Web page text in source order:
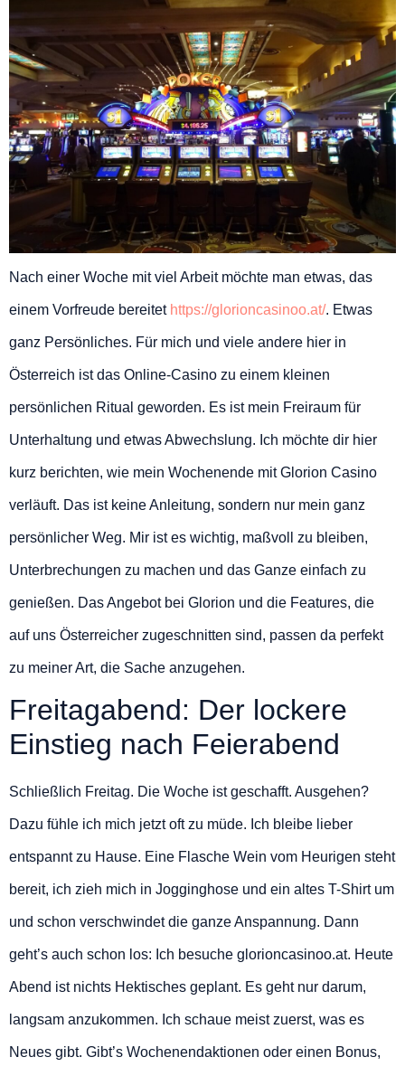
Nach einer Woche mit viel Arbeit möchte man etwas, das
einem Vorfreude bereitet https://glorioncasinoo.at/. Etwas
ganz Persönliches. Für mich und viele andere hier in
Österreich ist das Online-Casino zu einem kleinen
persönlichen Ritual geworden. Es ist mein Freiraum für
Unterhaltung und etwas Abwechslung. Ich möchte dir hier
kurz berichten, wie mein Wochenende mit Glorion Casino
verläuft. Das ist keine Anleitung, sondern nur mein ganz
persönlicher Weg. Mir ist es wichtig, maßvoll zu bleiben,
Unterbrechungen zu machen und das Ganze einfach zu
genießen. Das Angebot bei Glorion und die Features, die
auf uns Österreicher zugeschnitten sind, passen da perfekt
zu meiner Art, die Sache anzugehen.
Freitagabend: Der lockere
Einstieg nach Feierabend
Schließlich Freitag. Die Woche ist geschafft. Ausgehen?
Dazu fühle ich mich jetzt oft zu müde. Ich bleibe lieber
entspannt zu Hause. Eine Flasche Wein vom Heurigen steht
bereit, ich zieh mich in Jogginghose und ein altes T-Shirt um
und schon verschwindet die ganze Anspannung. Dann
geht’s auch schon los: Ich besuche glorioncasinoo.at. Heute
Abend ist nichts Hektisches geplant. Es geht nur darum,
langsam anzukommen. Ich schaue meist zuerst, was es
Neues gibt. Gibt’s Wochenendaktionen oder einen Bonus,